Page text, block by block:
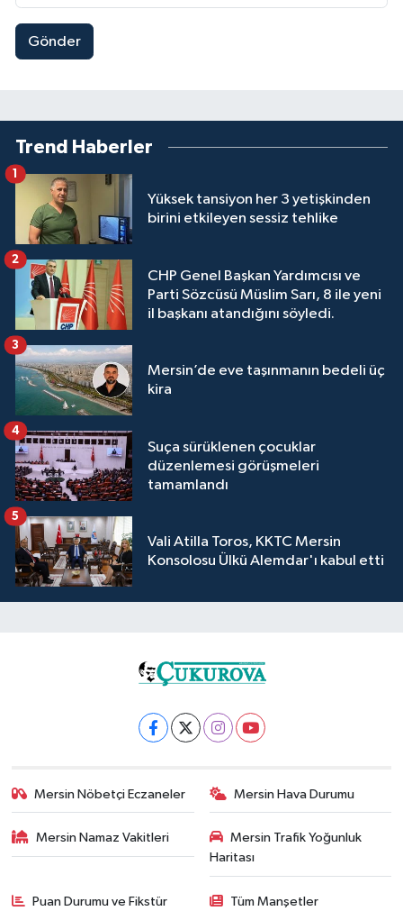
Gönder
Trend Haberler
Yüksek tansiyon her 3 yetişkinden
birini etkileyen sessiz tehlike
1
CHP Genel Başkan Yardımcısı ve
Parti Sözcüsü Müslim Sarı, 8 ile yeni
il başkanı atandığını söyledi.
2
Mersin’de eve taşınmanın bedeli üç
kira
3
Suça sürüklenen çocuklar
düzenlemesi görüşmeleri
tamamlandı
4
Vali Atilla Toros, KKTC Mersin
Konsolosu Ülkü Alemdar'ı kabul etti
5
Mersin Nöbetçi Eczaneler Mersin Hava Durumu
Mersin Namaz Vakitleri
Mersin Trafik Yoğunluk
Haritası
Puan Durumu ve Fikstür Tüm Manşetler